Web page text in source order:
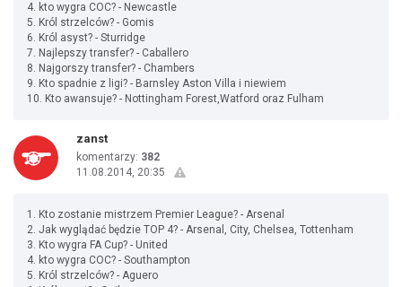
4. kto wygra COC? - Newcastle
5. Król strzelców? - Gomis
6. Król asyst? - Sturridge
7. Najlepszy transfer? - Caballero
8. Najgorszy transfer? - Chambers
9. Kto spadnie z ligi? - Barnsley Aston Villa i niewiem
10. Kto awansuje? - Nottingham Forest,Watford oraz Fulham
zanst
komentarzy: 382
11.08.2014, 20:35
1. Kto zostanie mistrzem Premier League? - Arsenal
2. Jak wyglądać będzie TOP 4? - Arsenal, City, Chelsea, Tottenham
3. Kto wygra FA Cup? - United
4. kto wygra COC? - Southampton
5. Król strzelców? - Aguero